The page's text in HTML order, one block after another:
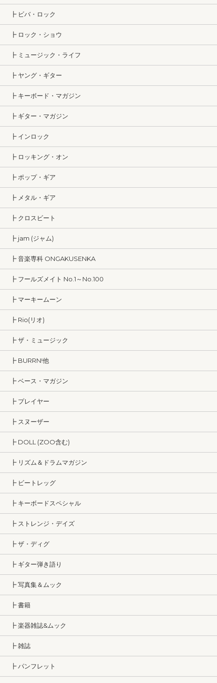
┣ ビバ・ロック
┣ ロック・ショウ
┣ ミュージック・ライフ
┣ ヤング・ギター
┣ キーボード・マガジン
┣ ギター・マガジン
┣ インロック
┣ ロッキング・オン
┣ ポップ・ギア
┣ メタル・ギア
┣ クロスビート
┣ jam (ジャム)
┣ 音楽専科 ONGAKUSENKA
┣ フールズメイト No.1～No.100
┣ マーキームーン
┣ Rio(リオ)
┣ ザ・ミュージック
┣ BURRN!他
┣ ベース・マガジン
┣ プレイヤー
┣ スヌーザー
┣ DOLL (ZOO含む)
┣ リズム＆ドラムマガジン
┣ ビートレッグ
┣ キーボードスペシャル
┣ ストレンジ・デイズ
┣ ザ・ディグ
┣ ギター弾き語り
┣ 写真集＆ムック
┣ 書籍
┣ 楽器雑誌&ムック
┣ 雑誌
┣ パンフレット